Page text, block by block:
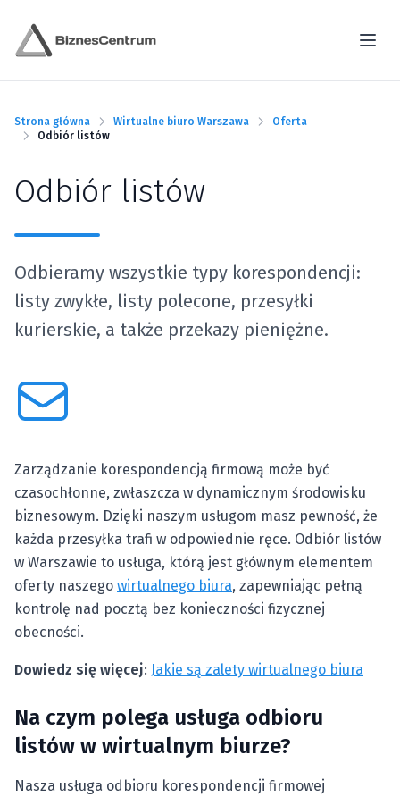
Strona główna Wirtualne biuro Warszawa
Oferta
Odbiór listów
Odbiór listów
Odbieramy wszystkie typy korespondencji:
listy zwykłe, listy polecone, przesyłki
kurierskie, a także przekazy pieniężne.
Zarządzanie korespondencją firmową może być
czasochłonne, zwłaszcza w dynamicznym środowisku
biznesowym. Dzięki naszym usługom masz pewność, że
każda przesyłka trafi w odpowiednie ręce. Odbiór listów
w Warszawie to usługa, którą jest głównym elementem
oferty naszego wirtualnego biura, zapewniając pełną
kontrolę nad pocztą bez konieczności fizycznej
obecności.
Dowiedz się więcej: Jakie są zalety wirtualnego biura
Na czym polega usługa odbioru
listów w wirtualnym biurze?
Nasza usługa odbioru korespondencji firmowej